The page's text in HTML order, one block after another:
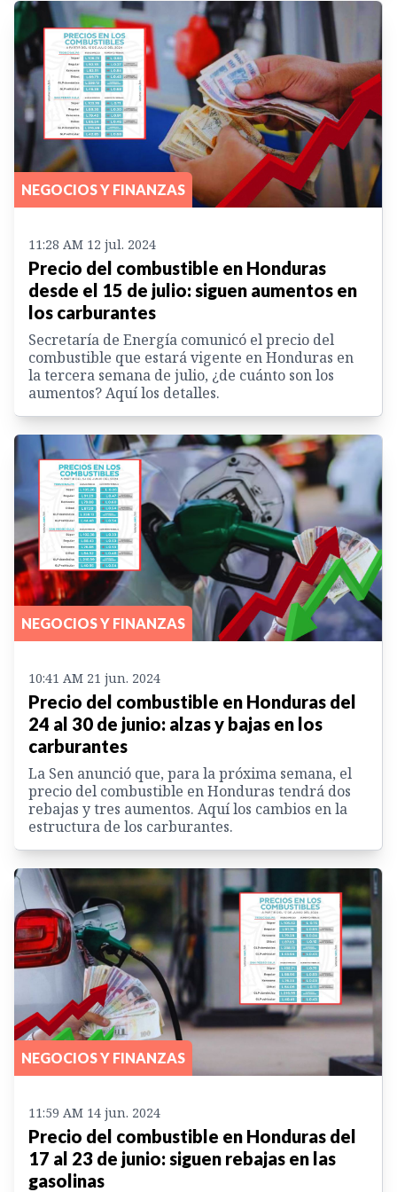
NEGOCIOS Y FINANZAS
11:28 AM 12 jul. 2024
Precio del combustible en Honduras
desde el 15 de julio: siguen aumentos en
los carburantes
Secretaría de Energía comunicó el precio del
combustible que estará vigente en Honduras en
la tercera semana de julio, ¿de cuánto son los
aumentos? Aquí los detalles.
NEGOCIOS Y FINANZAS
10:41 AM 21 jun. 2024
Precio del combustible en Honduras del
24 al 30 de junio: alzas y bajas en los
carburantes
La Sen anunció que, para la próxima semana, el
precio del combustible en Honduras tendrá dos
rebajas y tres aumentos. Aquí los cambios en la
estructura de los carburantes.
NEGOCIOS Y FINANZAS
11:59 AM 14 jun. 2024
Precio del combustible en Honduras del
17 al 23 de junio: siguen rebajas en las
gasolinas